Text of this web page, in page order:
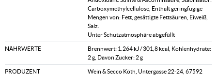
Carboxymethylcellulose, Enthält geringfügige
Mengen von: Fett, gesättigte Fettsäuren, Eiweiß,
Salz.
Unter Schutzatmosphäre abgefüllt
NÄHRWERTE
Brennwert: 1.264 kJ / 301,8 kcal, Kohlenhydrate:
2 g, Davon Zucker: 2 g
PRODUZENT
Wein & Secco Köth, Untergasse 22-24, 67592